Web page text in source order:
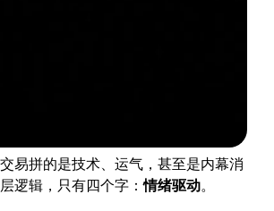
易拼的是技术、运气，甚至是内幕消
逻辑，只有四个字：情绪驱动。